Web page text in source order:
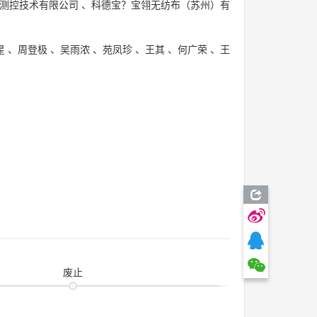
控技术有限公司 、 科德宝？宝翎无纺布（苏州）有
、 周登极 、 吴雨浓 、 苑凤珍 、 王其 、 何广荣 、 王
废止